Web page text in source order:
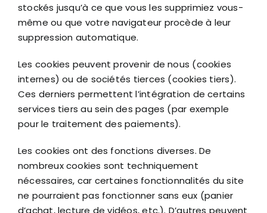
stockés jusqu’à ce que vous les supprimiez vous-
même ou que votre navigateur procède à leur
suppression automatique.
Les cookies peuvent provenir de nous (cookies
internes) ou de sociétés tierces (cookies tiers).
Ces derniers permettent l’intégration de certains
services tiers au sein des pages (par exemple
pour le traitement des paiements).
Les cookies ont des fonctions diverses. De
nombreux cookies sont techniquement
nécessaires, car certaines fonctionnalités du site
ne pourraient pas fonctionner sans eux (panier